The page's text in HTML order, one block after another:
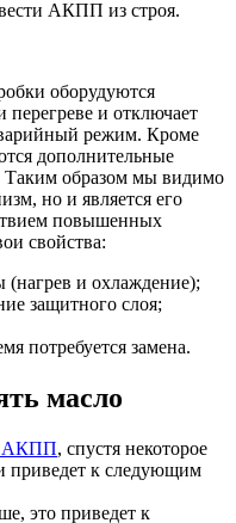
АКПП из строя.
оборудуются
перегреве и отключает
режим. Кроме
дополнительные
образом мы видимо
но и является его
повышенных
свойства:
(нагрев и охлаждение);
защитного слоя;
потребуется замена.
масло
АКПП, спустя некоторое
приведет к следующим
это приведет к